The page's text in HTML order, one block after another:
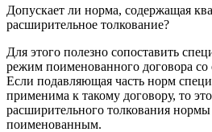
Допускает ли норма, содержащая
расширительное толкование?
Для этого полезно сопоставить
режим поименованного договора
Если подавляющая часть норм
применима к такому договору, то
расширительного толкования
поименованным.